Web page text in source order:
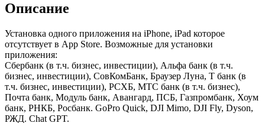
Описание
Установка одного приложения на iPhone, iPad которое
отсутствует в App Store. Возможные для установки
приложения:
Сбербанк (в т.ч. бизнес, инвестиции), Альфа банк (в т.ч.
бизнес, инвестиции), СовКомБанк, Браузер Луна, Т банк (в
т.ч. бизнес, инвестиции), РСХБ, МТС банк (в т.ч. бизнес),
Почта банк, Модуль банк, Авангард, ПСБ, Газпромбанк, Хоум
банк, РНКБ, Росбанк. GoPro Quick, DJI Mimo, DJI Fly, Dyson,
РЖД. Chat GPT.